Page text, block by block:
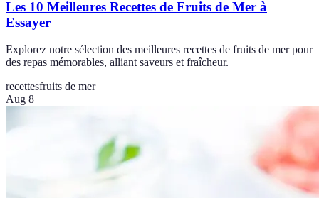
Les 10 Meilleures Recettes de Fruits de Mer à
Essayer
Explorez notre sélection des meilleures recettes de fruits de mer pour
des repas mémorables, alliant saveurs et fraîcheur.
recettesfruits de mer
Aug 8